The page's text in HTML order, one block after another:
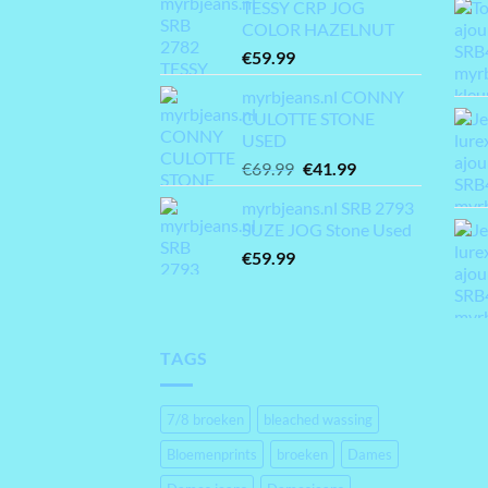
TESSY CRP JOG
COLOR HAZELNUT
€59.99
myrbjeans.nl CONNY
CULOTTE STONE
USED
€69.99 Oorspronkelijke
prijs
was:
€69.99.
€41.99Huidige
prijs
is:
€41.99.
myrbjeans.nl SRB 2793
SUZE JOG Stone Used
€59.99
TAGS
7/8 broeken
bleached wassing
Bloemenprints
broeken
Dames